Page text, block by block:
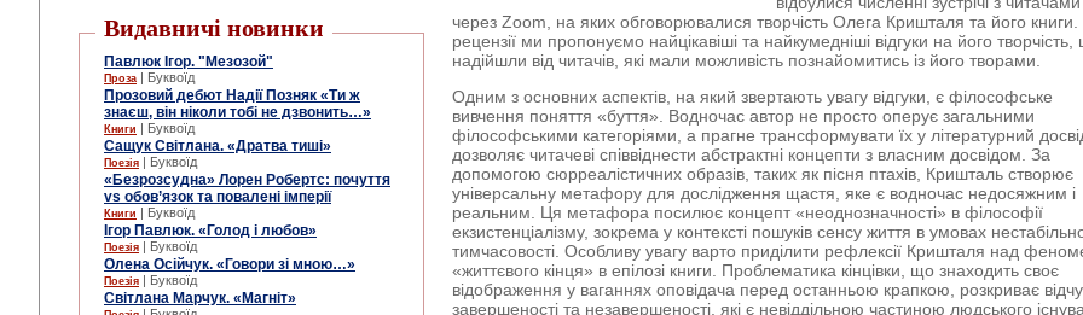
Видавничі новинки
Павлюк Ігор. "Мезозой"
Проза | Буквоїд
Прозовий дебют Надії Позняк «Ти ж
знаєш, він ніколи тобі не дзвонить…»
Книги | Буквоїд
Сащук Світлана. «Дратва тиші»
Поезія | Буквоїд
«Безрозсудна» Лорен Робертс: почуття
vs обов’язок та повалені імперії
Книги | Буквоїд
Ігор Павлюк. «Голод і любов»
Поезія | Буквоїд
Олена Осійчук. «Говори зі мною…»
Поезія | Буквоїд
Світлана Марчук. «Магніт»
через Zoom, на яких обговорювалися творчість Олега Кришталя та його книги.
рецензії ми пропонуємо найцікавіші та найкумедніші відгуки на його
надійшли від читачів, які мали можливість познайомитись із його творами.
Одним з основних аспектів, на який звертають увагу відгуки, є філософське
вивчення поняття «буття». Водночас автор не просто оперує загальними
філософськими категоріями, а прагне трансформувати їх у літературний
дозволяє читачеві співвіднести абстрактні концепти з власним досвідом. За
допомогою сюрреалістичних образів, таких як пісня птахів, Кришталь створює
універсальну метафору для дослідження щастя, яке є водночас недосяжним і
реальним. Ця метафора посилює концепт «неоднозначності» в філософії
екзистенціалізму, зокрема у контексті пошуків сенсу життя в умовах
тимчасовості. Особливу увагу варто приділити рефлексії Кришталя над
«життєвого кінця» в епілозі книги. Проблематика кінцівки, що знаходить своє
відображення у ваганнях оповідача перед останньою крапкою, розкриває
завершеності та незавершеності, які є невіддільною частиною людського